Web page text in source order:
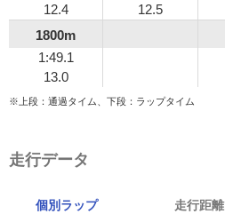
12.4 12.5
1800m
1:49.1
13.0
※上段：通過タイム、下段：ラップタイム
走行データ
個別ラップ 走行距離